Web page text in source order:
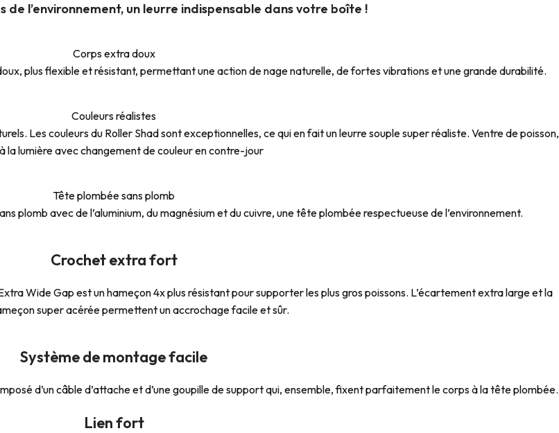
de l’environnement, un leurre indispensable dans votre boîte !
Corps extra doux
plus flexible et résistant, permettant une action de nage naturelle, de fortes vibrations et une grande durabilité.
Couleurs réalistes
Les couleurs du Roller Shad sont exceptionnelles, ce qui en fait un leurre souple super réaliste. Ventre de poisson,
la lumière avec changement de couleur en contre-jour
Tête plombée sans plomb
plomb avec de l’aluminium, du magnésium et du cuivre, une tête plombée respectueuse de l’environnement.
Crochet extra fort
Wide Gap est un hameçon 4x plus résistant pour supporter les plus gros poissons. L’écartement extra large et la
super acérée permettent un accrochage facile et sûr.
Système de montage facile
d’un câble d’attache et d’une goupille de support qui, ensemble, fixent parfaitement le corps à la tête plombée.
Lien fort